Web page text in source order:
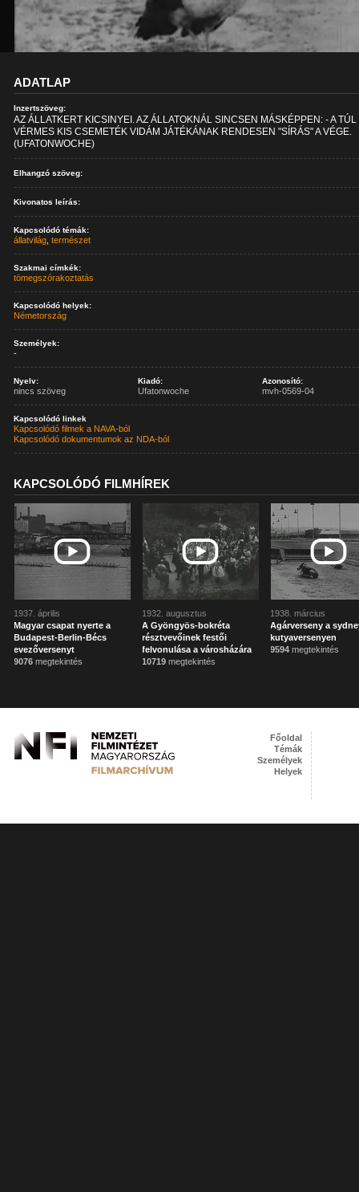
ADATLAP
Inzertszöveg:
AZ ÁLLATKERT KICSINYEI. AZ ÁLLATOKNÁL SINCSEN MÁSKÉPPEN: - A TÚL
VÉRMES KIS CSEMETÉK VIDÁM JÁTÉKÁNAK RENDESEN "SÍRÁS" A VÉGE.
(UFATONWOCHE)
Elhangzó szöveg:
Kivonatos leírás:
Kapcsolódó témák:
állatvilág ,természet
Szakmai címkék:
tömegszórakoztatás
Kapcsolódó helyek:
Németország
Személyek:
-
Nyelv:
nincs szöveg
Kiadó:
Ufatonwoche
Azonosító:
mvh-0569-04
Kapcsolódó linkek
Kapcsolódó filmek a NAVA-ból
Kapcsolódó dokumentumok az NDA-ból
KAPCSOLÓDÓ FILMHÍREK
1937. április
Magyar csapat nyerte a
Budapest-Berlin-Bécs
evezőversenyt
9076 megtekintés
1932. augusztus
A Gyöngyös-bokréta
résztvevőinek festői
felvonulása a városházára
10719 megtekintés
1938. március
Agárverseny a
kutyaversenyen
9594 megtekintés
Főoldal
Témák
Személyek
Helyek